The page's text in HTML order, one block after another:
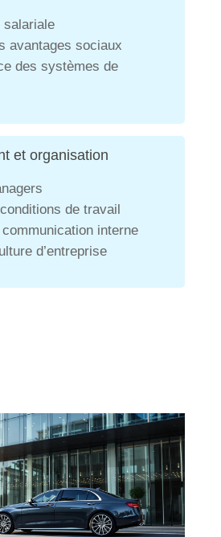
salariale
avantages sociaux
des systèmes de
et organisation
de travail
interne
d’entreprise